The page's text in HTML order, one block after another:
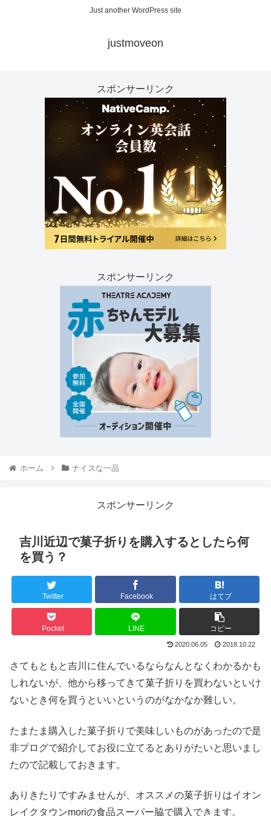
Just another WordPress site
justmoveon
スポンサーリンク
スポンサーリンク
ホーム ナイスな一品
スポンサーリンク
吉川近辺で菓子折りを購入するとしたら何
を買う？
Twitter Facebook はてブ
Pocket LINE コピー
2020.06.05 2018.10.22
さてもともと吉川に住んでいるならなんとなくわかるかも
しれないが、他から移ってきて菓子折りを買わないといけ
ないとき何を買うといいというのがなかなか難しい。
たまたま購入した菓子折りで美味しいものがあったので是
非プログで紹介してお役に立てるとありがたいと思いまし
たので記載しておきます。
ありきたりですみませんが、オススメの菓子折りはイオン
レイクタウンmoriの食品スーパー脇で購入できます。